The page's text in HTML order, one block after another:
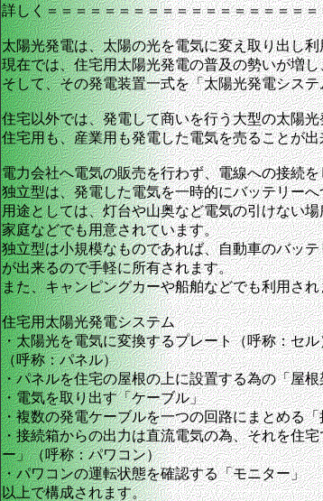
詳しく＝＝＝＝＝＝＝＝＝＝＝＝＝＝＝＝＝＝
太陽光発電は、太陽の光を電気に変え取り出し
現在では、住宅用太陽光発電の普及の勢いが増
そして、その発電装置一式を「太陽光発電シス
住宅以外では、発電して商いを行う大型の太陽
住宅用も、産業用も発電した電気を売ることが
電力会社へ電気の販売を行わず、電線への接続
独立型は、発電した電気を一時的にバッテリー
用途としては、灯台や山奥など電気の引けない
家庭などでも用意されています。
独立型は小規模なものであれば、自動車のバッ
が出来るので手軽に所有されます。
また、キャンピングカーや船舶などでも利用され
住宅用太陽光発電システム
・太陽光を電気に変換するプレート（呼称：セ
（呼称：パネル）
・パネルを住宅の屋根の上に設置する為の「屋根
・電気を取り出す「ケーブル」
・複数の発電ケーブルを一つの回路にまとめる「
・接続箱からの出力は直流電気の為、それを住
ー」（呼称：パワコン）
・パワコンの運転状態を確認する「モニター」
以上で構成されます。